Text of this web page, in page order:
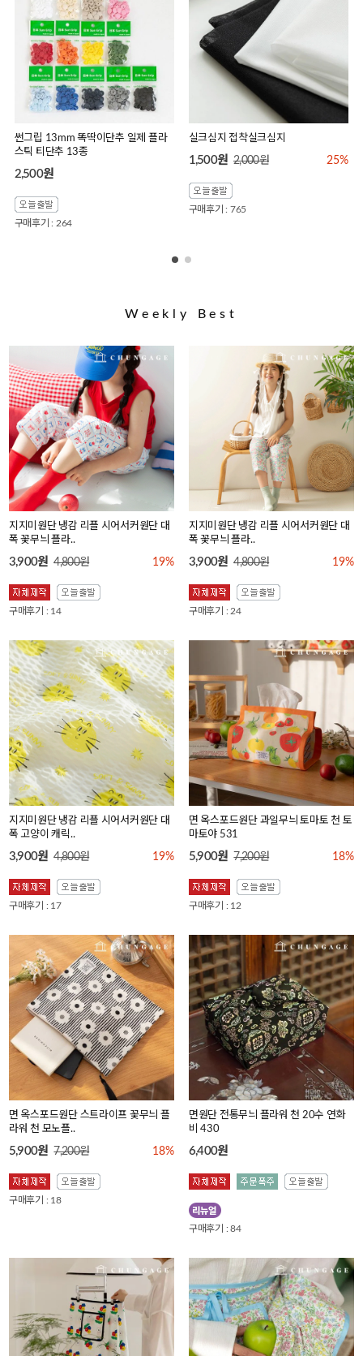
썬그립 13mm 똑딱이단추 일제 플라
스틱 티단추 13종
2,500원
구매후기 : 264
실크심지 접착실크심지
1,500원 2,000원 25%
구매후기 : 765
Weekly Best
지지미원단 냉감 리플 시어서커원단 대
폭 꽃무늬 플라..
3,900원 4,800원 19%
구매후기 : 14
지지미원단 냉감 리플 시어서커원단 대
폭 꽃무늬 플라..
3,900원 4,800원 19%
구매후기 : 24
지지미원단 냉감 리플 시어서커원단 대
폭 고양이 캐릭..
3,900원 4,800원 19%
구매후기 : 17
면 옥스포드원단 과일무늬 토마토 천 토
마토야 531
5,900원 7,200원 18%
구매후기 : 12
면 옥스포드원단 스트라이프 꽃무늬 플
라워 천 모노플..
5,900원 7,200원 18%
구매후기 : 18
면원단 전통무늬 플라워 천 20수 연화
비 430
6,400원
구매후기 : 84